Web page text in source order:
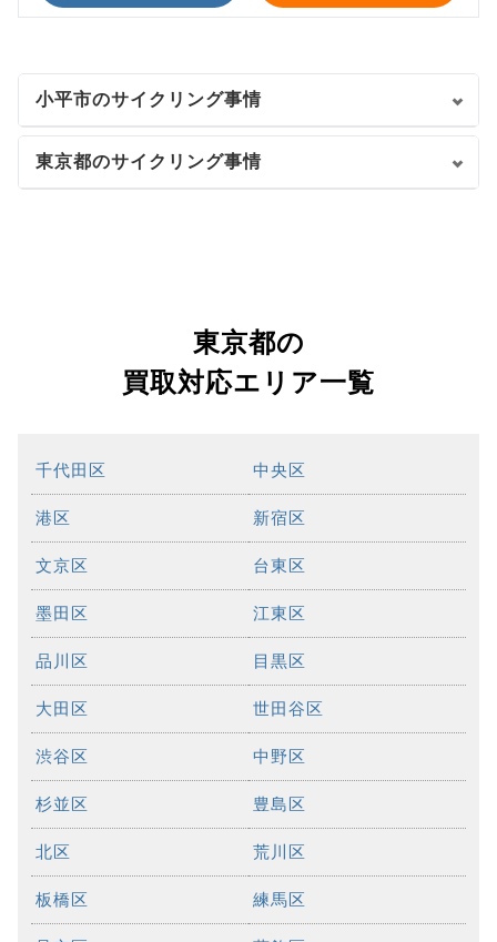
小平市のサイクリング事情
東京都のサイクリング事情
東京都の
買取対応エリア一覧
千代田区 中央区
港区 新宿区
文京区 台東区
墨田区 江東区
品川区 目黒区
大田区 世田谷区
渋谷区 中野区
杉並区 豊島区
北区 荒川区
板橋区 練馬区